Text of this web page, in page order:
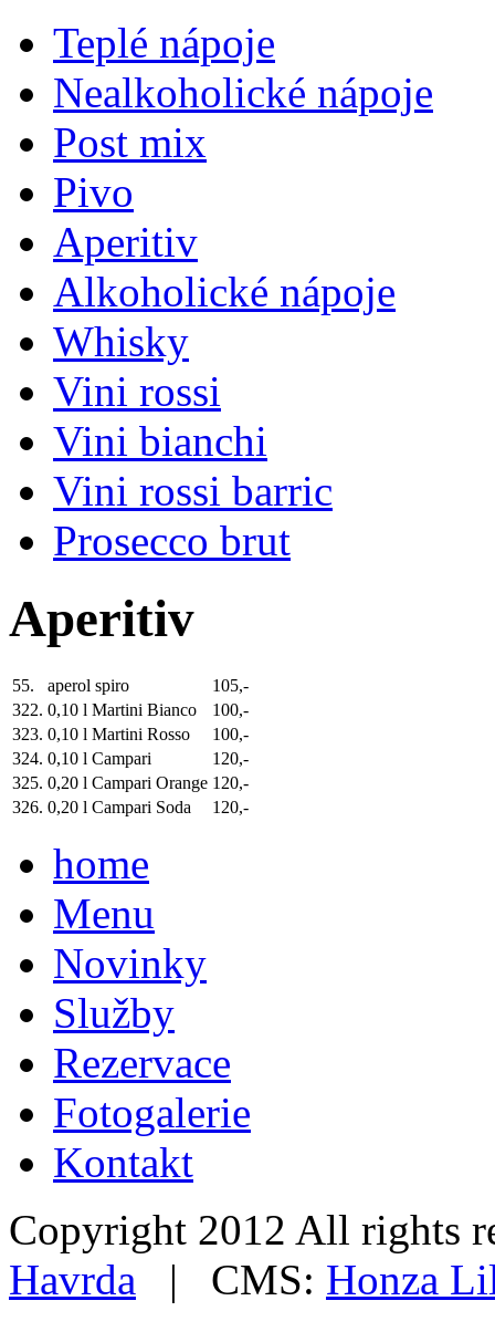
Teplé nápoje
Nealkoholické nápoje
Post mix
Pivo
Aperitiv
Alkoholické nápoje
Whisky
Vini rossi
Vini bianchi
Vini rossi barric
Prosecco brut
Aperitiv
55. aperol spiro
105,-
322. 0,10 l Martini Bianco
100,-
323. 0,10 l Martini Rosso
100,-
324. 0,10 l Campari
120,-
325. 0,20 l Campari Orange 120,-
326. 0,20 l Campari Soda 120,-
home
Menu
Novinky
Služby
Rezervace
Fotogalerie
Kontakt
Copyright 2012 All rights
Havrda | CMS: Honza